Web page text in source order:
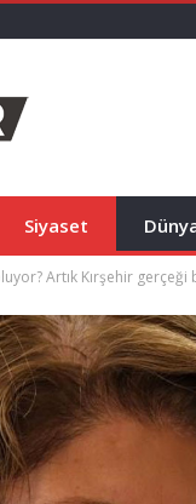
Siyaset
Artık Kırşehir